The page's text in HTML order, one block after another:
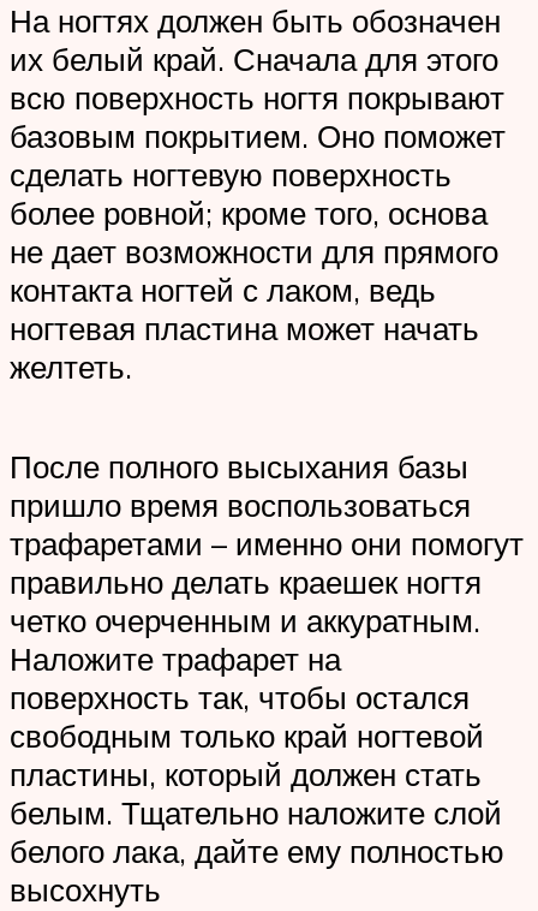
На ногтях должен быть обозначен
их белый край. Сначала для этого
всю поверхность ногтя покрывают
базовым покрытием. Оно поможет
сделать ногтевую поверхность
более ровной; кроме того, основа
не дает возможности для прямого
контакта ногтей с лаком, ведь
ногтевая пластина может начать
желтеть.
После полного высыхания базы
пришло время воспользоваться
трафаретами – именно они помогут
правильно делать краешек ногтя
четко очерченным и аккуратным.
Наложите трафарет на
поверхность так, чтобы остался
свободным только край ногтевой
пластины, который должен стать
белым. Тщательно наложите слой
белого лака, дайте ему полностью
высохнуть